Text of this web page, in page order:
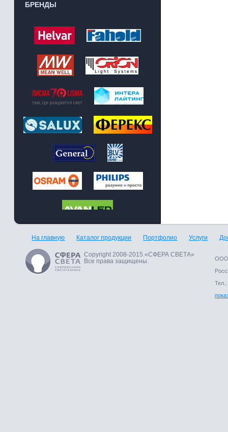
БРЕНДЫ
На главную Каталог продукции Портфолио Услуги
Copyright 2008-2015.«СФЕРА СВЕТА»
Все права защищены.
ООО